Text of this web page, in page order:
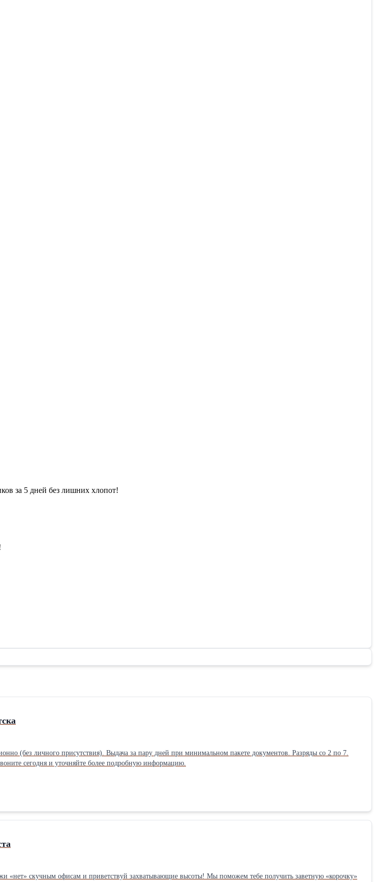
за 5 дней без лишних хлопот!
(без личного присутствия). Выдача за пару дней при минимальном пакете документов. Разряды со 2 по 7.
сегодня и уточняйте более подробную информацию.